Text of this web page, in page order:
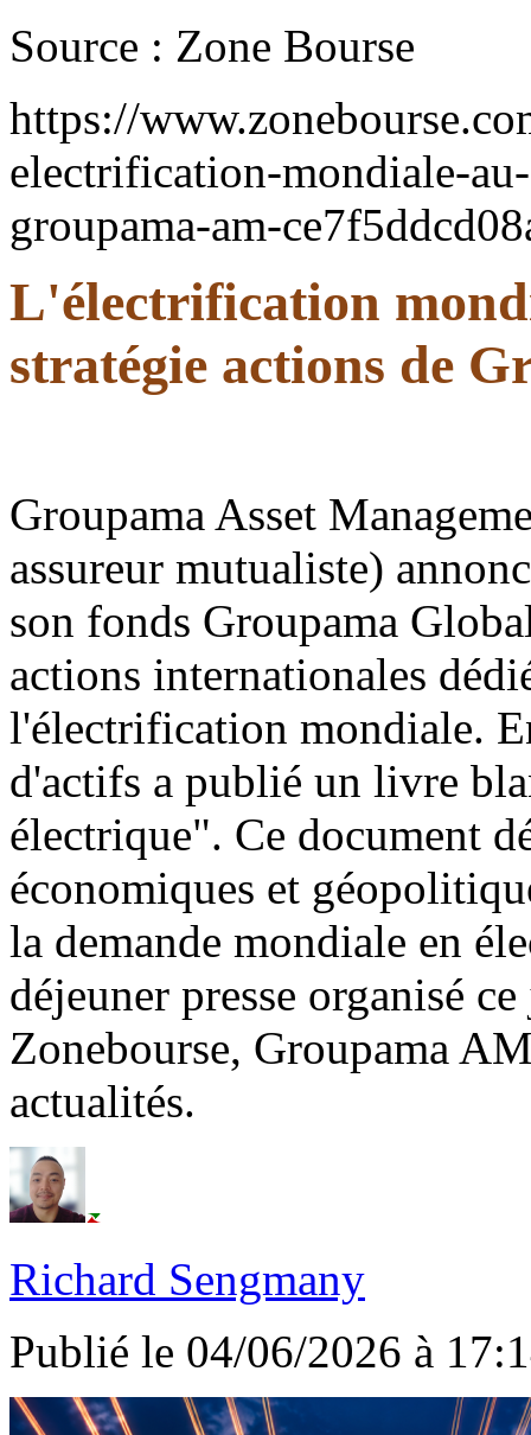
Source : Zone Bourse
https://
electrification-mondiale-
groupama-am-
L'électrification
stratégie actions de
Groupama Asset
assureur mutualiste)
son fonds Groupama
actions internationales
l'électrification mondiale.
d'actifs a publié un livre
électrique". Ce document
économiques et
la demande mondiale en
déjeuner presse organisé
Zonebourse, Groupama
actualités.
Richard Sengmany
Publié le 04/06/2026 à